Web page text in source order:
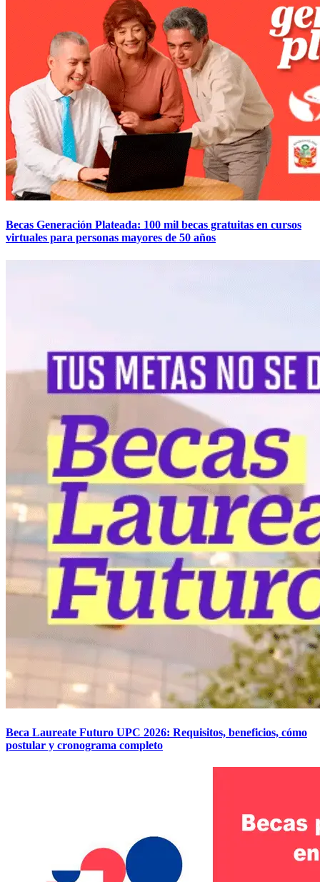
Becas Generación Plateada: 100 mil becas gratuitas en cursos
virtuales para personas mayores de 50 años
Beca Laureate Futuro UPC 2026: Requisitos, beneficios, cómo
postular y cronograma completo